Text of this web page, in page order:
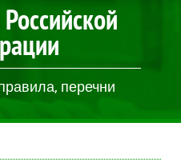
перечни